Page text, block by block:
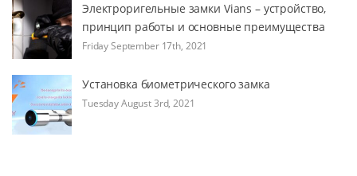
Электроригельные замки Vians – устройство,
принцип работы и основные преимущества
Friday September 17th, 2021
Установка биометрического замка
Tuesday August 3rd, 2021